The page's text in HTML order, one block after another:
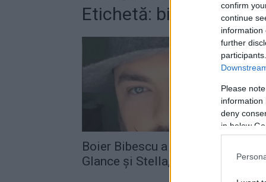
confirm
continue
information
further
Please
information
deny
in below
Etichetă: bibescu
Boier Bibescu a lansat, alături de
Glance şi Stella, un online...